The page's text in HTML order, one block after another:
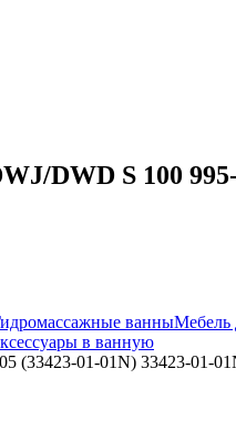
DWD S 100
ванныМебель
в ванную
(33423-01-01N) 33423-01-